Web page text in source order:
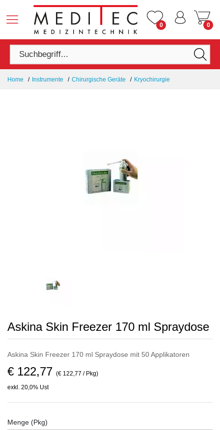
0 0
Home Instrumente Chirurgische Geräte Kryochirurgie
Askina Skin Freezer 170 ml Spraydose
Askina Skin Freezer 170 ml Spraydose mit 50 Applikatoren
€ 122,77 (€ 122,77 / Pkg)
exkl. 20,0% Ust
Menge (Pkg)